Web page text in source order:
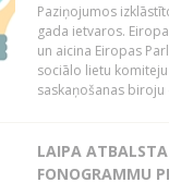
Paziņojumos
gada ietvaros.
un aicina Eiropas
sociālo lietu
saskaņošanas biroju
LAIPA
FONOGRAMMU